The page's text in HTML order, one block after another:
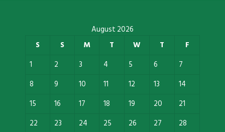
August 2026
S
S M T W T
F
1
2 3 4 5 6
7
8
9 10 11 12 13
14
15
16 17 18 19 20
21
22
23 24 25 26 27 28